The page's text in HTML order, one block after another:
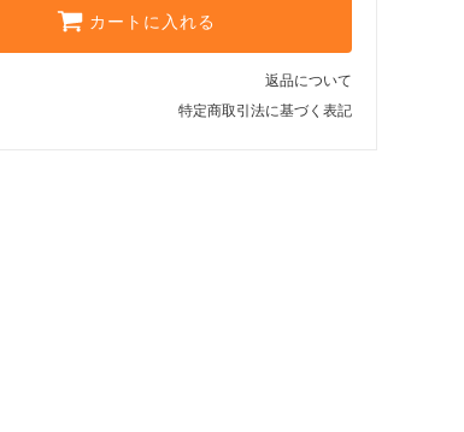
カートに入れる
返品について
特定商取引法に基づく表記